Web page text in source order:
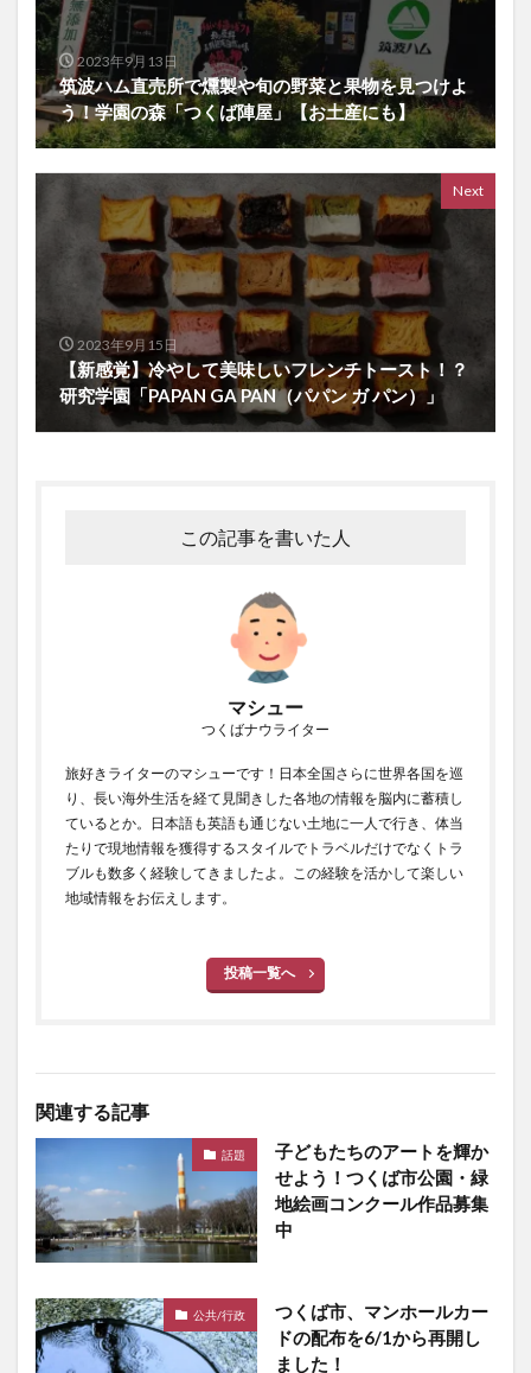
2023年9月13日
筑波ハム直売所で燻製や旬の野菜と果物を見つけよ
う！学園の森「つくば陣屋」【お土産にも】
Next
2023年9月15日
【新感覚】冷やして美味しいフレンチトースト！？
研究学園「PAPAN GA PAN（パパン ガ パン）」
この記事を書いた人
マシュー
つくばナウライター
旅好きライターのマシューです！日本全国さらに世界各国を巡
り、長い海外生活を経て見聞きした各地の情報を脳内に蓄積し
ているとか。日本語も英語も通じない土地に一人で行き、体当
たりで現地情報を獲得するスタイルでトラベルだけでなくトラ
ブルも数多く経験してきましたよ。この経験を活かして楽しい
地域情報をお伝えします。
投稿一覧へ
関連する記事
話題
子どもたちのアートを輝か
せよう！つくば市公園・緑
地絵画コンクール作品募集
中
公共/行政
つくば市、マンホールカー
ドの配布を6/1から再開し
ました！